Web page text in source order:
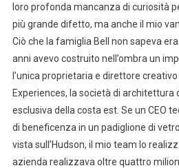
loro profonda mancanza di curiosità
più grande difetto, ma anche il mio
Ciò che la famiglia Bell non sapeva
anni avevo costruito nell’ombra un
l’unica proprietaria e direttore
Experiences, la società di architettura
esclusiva della costa est. Se un CEO
di beneficenza in un padiglione di
vista sull’Hudson, il mio team lo
azienda realizzava oltre quattro